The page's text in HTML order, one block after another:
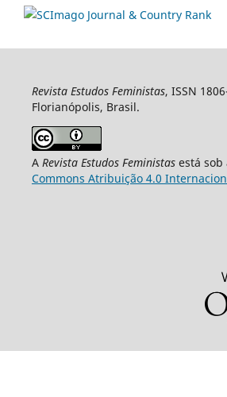
Revista Estudos Feministas, ISSN
Florianópolis, Brasil.
A Revista Estudos Feministasestá sob
Commons Atribuição 4.0